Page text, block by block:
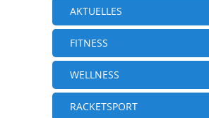
AKTUELLES
FITNESS
WELLNESS
RACKETSPORT